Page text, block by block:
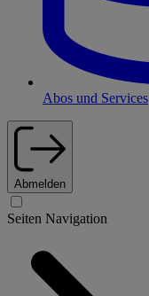
Abos und Services
Abmelden
Seiten Navigation